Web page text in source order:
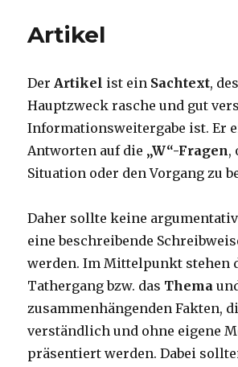
Artikel
DerArtikel ist ein Sachtext,
Hauptzweck rasche und gut
Informationsweitergabe ist. Er
Antworten auf die „W“-Fragen,
Situation oder den Vorgang zu
Daher sollte keine
eine beschreibende
werden. Im Mittelpunkt stehen
Tathergang bzw. das Thema
zusammenhängenden Fakten,
verständlich und ohne eigene
präsentiert werden. Dabei